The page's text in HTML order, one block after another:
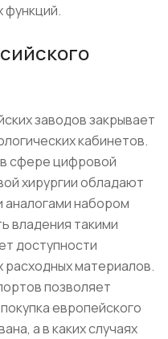
функций.
заводов закрывает
кабинетов.
сфере цифровой
хирургии обладают
набором
владения такими
доступности
расходных материалов.
позволяет
европейского
а в каких случаях